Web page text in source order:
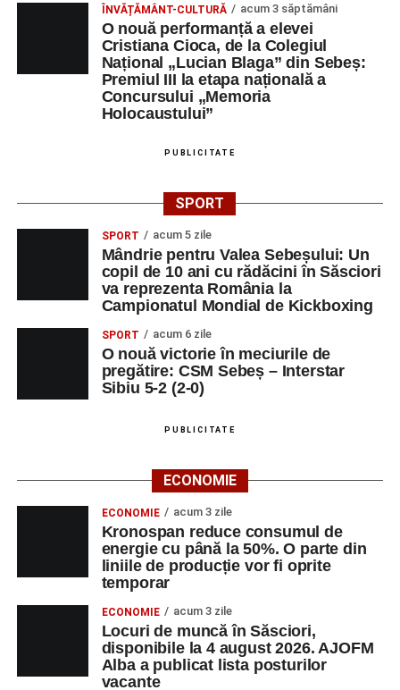
Orele 17.00–20.00
– Antrenamente libere pe traseul de
Centrul Cultural „Lucian Blaga”
Sebeș – Sala de spectacole
– Proiecție cinematografică:
Gabi Virginia Șarga și Cătălin Rotaru, producător Gabi
DUMINICĂ, 23 AUGUST 2026
Râpa Roșie
„Cicloaventurier de Sebeș”
al competiției MTB pentru copii.
LUNI, 24 AUGUST 2026
Ora 18.00– Activități recreative pentru copii, susținute de
trupele de teatru„Gepetto”și„Pied Piper”
Seară cu tradiții săsești, cu participarea:
Fanfarei din Petrești;
Trupei de Dansuri Săsești;
Alexandrei Pamfilie;
Alfred Dahinten.
ÎNVĂȚĂMÂNT-CULTURĂ acum 3 săptămâni
O nouă performanță a elevei
Cristiana Cioca, de la Colegiul
Național „Lucian Blaga” din Sebeș:
Premiul III la etapa națională a
Concursului „Memoria
Holocaustului”
PUBLICITATE
SPORT
SPORT acum 5 zile
Mândrie pentru Valea Sebeșului: Un
copil de 10 ani cu rădăcini în Săsciori
va reprezenta România la
Campionatul Mondial de Kickboxing
SPORT acum 6 zile
O nouă victorie în meciurile de
pregătire: CSM Sebeș – Interstar
Sibiu 5-2 (2-0)
PUBLICITATE
ECONOMIE
ECONOMIE acum 3 zile
Kronospan reduce consumul de
energie cu până la 50%. O parte din
liniile de producție vor fi oprite
temporar
ECONOMIE acum 3 zile
Locuri de muncă în Săsciori,
disponibile la 4 august 2026. AJOFM
Alba a publicat lista posturilor
vacante